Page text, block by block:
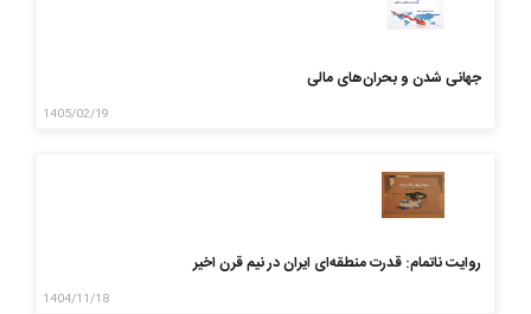
جهانی شدن و بحران‌های مالی
1405/02/19
روایت ناتمام: قدرت منطقه‌ای ایران در نیم قرن اخیر
1404/11/18